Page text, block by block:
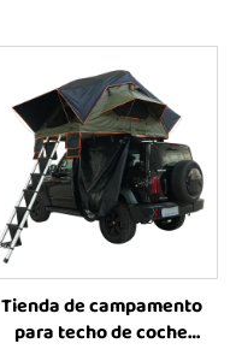
Tienda de campamento
para techo de coche